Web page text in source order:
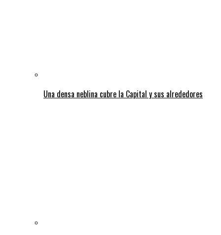
Una densa neblina cubre la Capital y sus alrededores